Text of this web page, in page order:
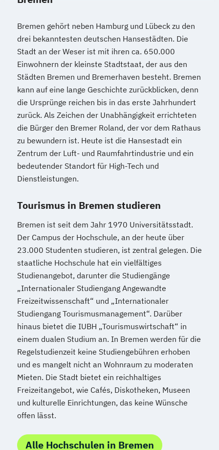
Bremen gehört neben Hamburg und Lübeck zu den
drei bekanntesten deutschen Hansestädten. Die
Stadt an der Weser ist mit ihren ca. 650.000
Einwohnern der kleinste Stadtstaat, der aus den
Städten Bremen und Bremerhaven besteht. Bremen
kann auf eine lange Geschichte zurückblicken, denn
die Ursprünge reichen bis in das erste Jahrhundert
zurück. Als Zeichen der Unabhängigkeit errichteten
die Bürger den Bremer Roland, der vor dem Rathaus
zu bewundern ist. Heute ist die Hansestadt ein
Zentrum der Luft- und Raumfahrtindustrie und ein
bedeutender Standort für High-Tech und
Dienstleistungen.
Tourismus in Bremen studieren
Bremen ist seit dem Jahr 1970 Universitätsstadt.
Der Campus der Hochschule, an der heute über
23.000 Studenten studieren, ist zentral gelegen. Die
staatliche Hochschule hat ein vielfältiges
Studienangebot, darunter die Studiengänge
„Internationaler Studiengang Angewandte
Freizeitwissenschaft“ und „Internationaler
Studiengang Tourismusmanagement“. Darüber
hinaus bietet die IUBH „Tourismuswirtschaft“ in
einem dualen Studium an. In Bremen werden für die
Regelstudienzeit keine Studiengebühren erhoben
und es mangelt nicht an Wohnraum zu moderaten
Mieten. Die Stadt bietet ein reichhaltiges
Freizeitangebot, wie Cafés, Diskotheken, Museen
und kulturelle Einrichtungen, das keine Wünsche
offen lässt.
Alle Hochschulen in Bremen